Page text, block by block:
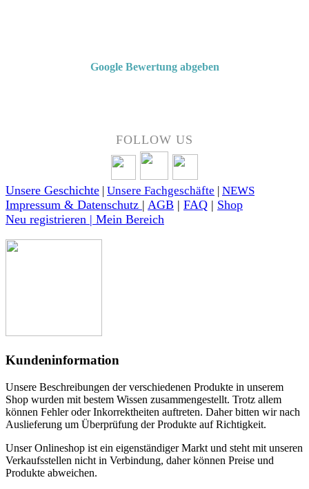
Google Bewertung abgeben
FOLLOW US
Unsere Geschichte | Unsere Fachgeschäfte | NEWS
Impressum & Datenschutz | AGB | FAQ | Shop
Neu registrieren | Mein Bereich
Kundeninformation
Unsere Beschreibungen der verschiedenen Produkte in unserem
Shop wurden mit bestem Wissen zusammengestellt. Trotz allem
können Fehler oder Inkorrektheiten auftreten. Daher bitten wir nach
Auslieferung um Überprüfung der Produkte auf Richtigkeit.
Unser Onlineshop ist ein eigenständiger Markt und steht mit unseren
Verkaufsstellen nicht in Verbindung, daher können Preise und
Produkte abweichen.